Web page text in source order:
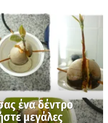
ένα δέντρο
μεγάλες